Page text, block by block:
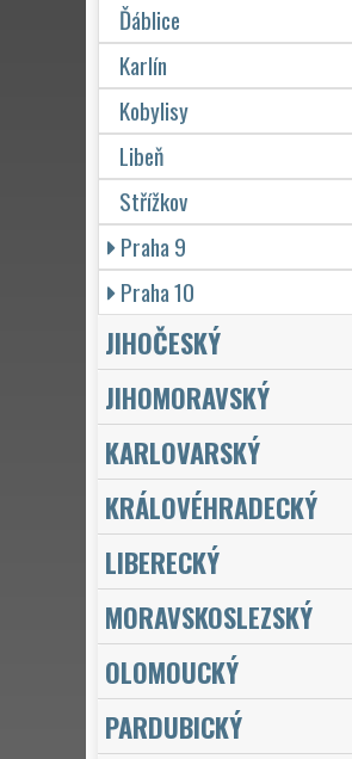
Ďáblice
Karlín
Kobylisy
Libeň
Střížkov
Praha 9
Praha 10
JIHOČESKÝ
JIHOMORAVSKÝ
KARLOVARSKÝ
KRÁLOVÉHRADECKÝ
LIBERECKÝ
MORAVSKOSLEZSKÝ
OLOMOUCKÝ
PARDUBICKÝ